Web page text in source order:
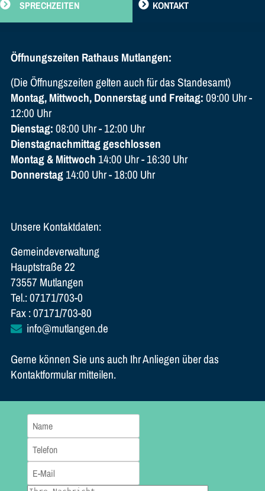
SPRECHZEITEN KONTAKT
Öffnungszeiten Rathaus Mutlangen:
(Die Öffnungszeiten gelten auch für das Standesamt)
Montag, Mittwoch, Donnerstag und Freitag:09:00 Uhr -
12:00 Uhr
Dienstag:08:00 Uhr - 12:00 Uhr
Dienstagnachmittag geschlossen
Montag & Mittwoch 14:00 Uhr - 16:30 Uhr
Donnerstag14:00 Uhr - 18:00 Uhr
Unsere Kontaktdaten:
Gemeindeverwaltung
Hauptstraße 22
73557 Mutlangen
Tel.: 07171/703-0
Fax : 07171/703-80
info@mutlangen.de
Gerne können Sie uns auch Ihr Anliegen über das
Kontaktformular mitteilen.